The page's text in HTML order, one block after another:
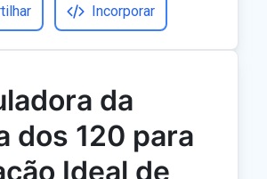
Incorporar
da
dos 120 para
Ideal de